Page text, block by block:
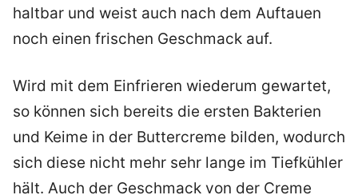
haltbar und weist auch nach dem Auftauen
noch einen frischen Geschmack auf.
Wird mit dem Einfrieren wiederum gewartet,
so können sich bereits die ersten Bakterien
und Keime in der Buttercreme bilden, wodurch
sich diese nicht mehr sehr lange im Tiefkühler
hält. Auch der Geschmack von der Creme